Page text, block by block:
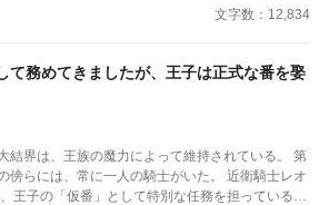
文字数：12,834
て務めてきましたが、王子は正式な番を娶
結界は、王族の魔力によって維持されている。 第
傍らには、常に一人の騎士がいた。 近衛騎士レオ
王子の「仮番」として特別な任務を担っている。